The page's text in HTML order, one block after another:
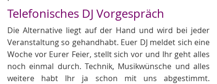
Telefonisches DJ Vorgespräch
Die Alternative liegt auf der Hand und wird bei jeder
Veranstaltung so gehandhabt. Euer DJ meldet sich eine
Woche vor Eurer Feier, stellt sich vor und Ihr geht alles
noch einmal durch. Technik, Musikwünsche und alles
weitere habt Ihr ja schon mit uns abgestimmt.